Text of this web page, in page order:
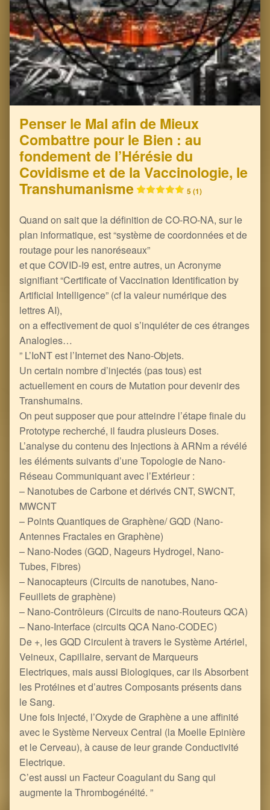
Penser le Mal afin de Mieux
Combattre pour le Bien : au
fondement de l’Hérésie du
Covidisme et de la Vaccinologie, le
Transhumanisme
5 (1)
Quand on sait que la définition de CO-RO-NA, sur le
plan informatique, est “système de coordonnées et de
routage pour les nanoréseaux”
et que COVID-I9 est, entre autres, un Acronyme
signifiant “Certificate of Vaccination Identification by
Artificial Intelligence”​ (cf la valeur numérique des
lettres AI),
on a effectivement de quoi s’inquiéter de ces étranges
Analogies…
” L’IoNT est l’Internet des Nano-Objets.
Un certain nombre d’injectés (pas tous) est
actuellement en cours de Mutation pour devenir des
Transhumains.
On peut supposer que pour atteindre l’étape finale du
Prototype recherché, il faudra plusieurs Doses.
L’analyse du contenu des Injections à ARNm a révélé
les éléments suivants d’une Topologie de Nano-
Réseau Communiquant avec l’Extérieur :
– Nanotubes de Carbone et dérivés CNT, SWCNT,
MWCNT
– Points Quantiques de Graphène/ GQD (Nano-
Antennes Fractales en Graphène)
– Nano-Nodes (GQD, Nageurs Hydrogel, Nano-
Tubes, Fibres)
– Nanocapteurs (Circuits de nanotubes, Nano-
Feuillets de graphène)
– Nano-Contrôleurs (Circuits de nano-Routeurs QCA)
– Nano-Interface (circuits QCA Nano-CODEC)
De +, les GQD Circulent à travers le Système Artériel,
Veineux, Capillaire, servant de Marqueurs
Electriques, mais aussi Biologiques, car ils Absorbent
les Protéines et d’autres Composants présents dans
le Sang.
Une fois Injecté, l’Oxyde de Graphène a une affinité
avec le Système Nerveux Central (la Moelle Epinière
et le Cerveau), à cause de leur grande Conductivité
Electrique.
C’est aussi un Facteur Coagulant du Sang qui
augmente la Thrombogénéité. ”